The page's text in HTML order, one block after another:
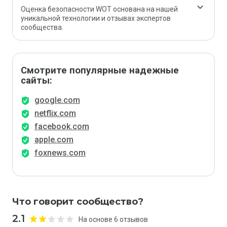
Оценка безопасности WOT основана на нашей
уникальной технологии и отзывах экспертов
сообщества.
Смотрите популярные надежные
сайты:
google.com
netflix.com
facebook.com
apple.com
foxnews.com
Что говорит сообщество?
2.1 На основе 6 отзывов